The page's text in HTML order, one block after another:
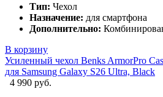
Тип: Чехол
Назначение: для смартфона
Дополнительно:
В корзину
Усиленный чехол Benks ArmorPro
для Samsung Galaxy S26 Ultra, Black
4 990 руб.